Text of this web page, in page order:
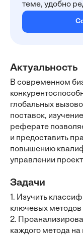
теме, удобно
Актуальность
В современном
глобальных
поставок,
реферате
и предоставить
повышению
управлении
Задачи
1. Изучить
ключевых
2.
каждого метода